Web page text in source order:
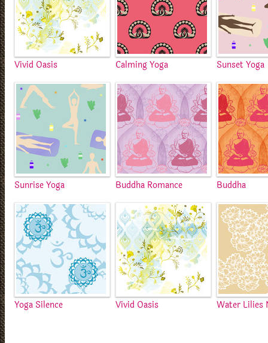
Vivid Oasis Calming Yoga Sunset Yoga
Sunrise Yoga Buddha Romance Buddha
Yoga Silence Vivid Oasis Water Lilies